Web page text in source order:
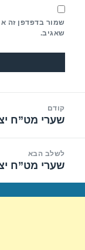
שמור בדפדפן זה
שאגיב.
קודם
הפוסט
שערי מט”ח יציגים
לשלב הבא
הפוסט
שערי מט”ח יציגים